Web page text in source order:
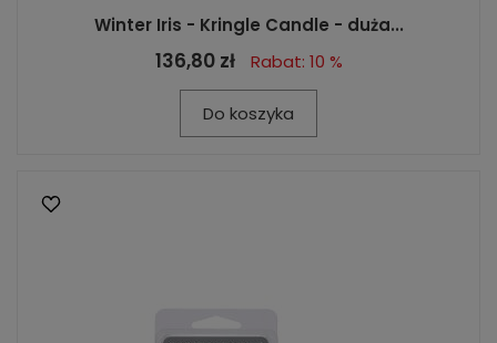
Winter Iris - Kringle Candle - duża...
136,80 zł Rabat: 10 %
Do koszyka